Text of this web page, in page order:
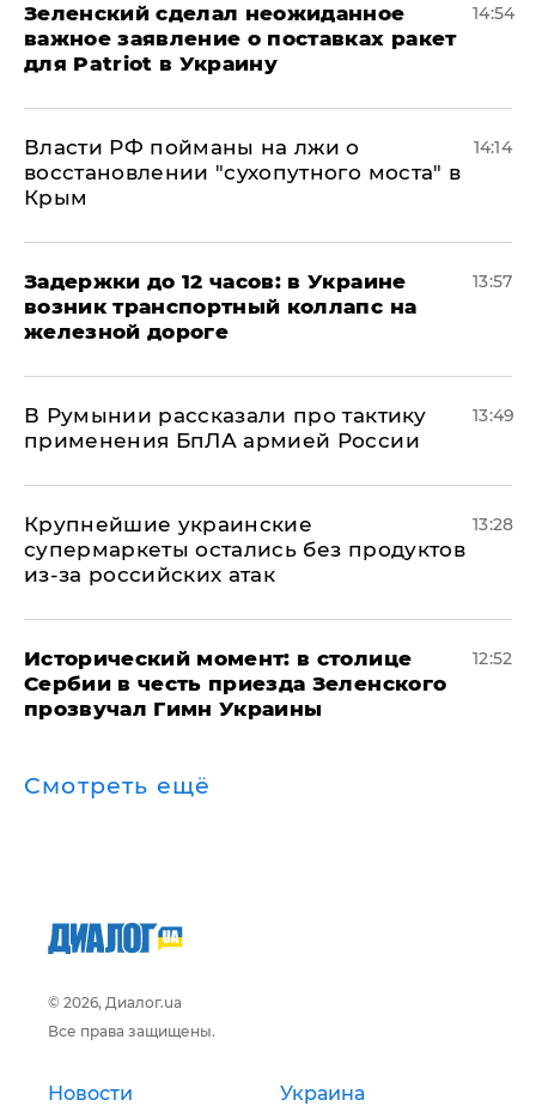
Зеленский сделал неожиданное
важное заявление о поставках ракет
для Patriot в Украину
14:54
Власти РФ пойманы на лжи о
восстановлении "сухопутного моста" в
Крым
14:14
Задержки до 12 часов: в Украине
возник транспортный коллапс на
железной дороге
13:57
В Румынии рассказали про тактику
применения БпЛА армией России
13:49
Крупнейшие украинские
супермаркеты остались без продуктов
из-за российских атак
13:28
Исторический момент: в столице
Сербии в честь приезда Зеленского
прозвучал Гимн Украины
12:52
Смотреть ещё
© 2026, Диалог.ua
Все права защищены.
Новости Украина